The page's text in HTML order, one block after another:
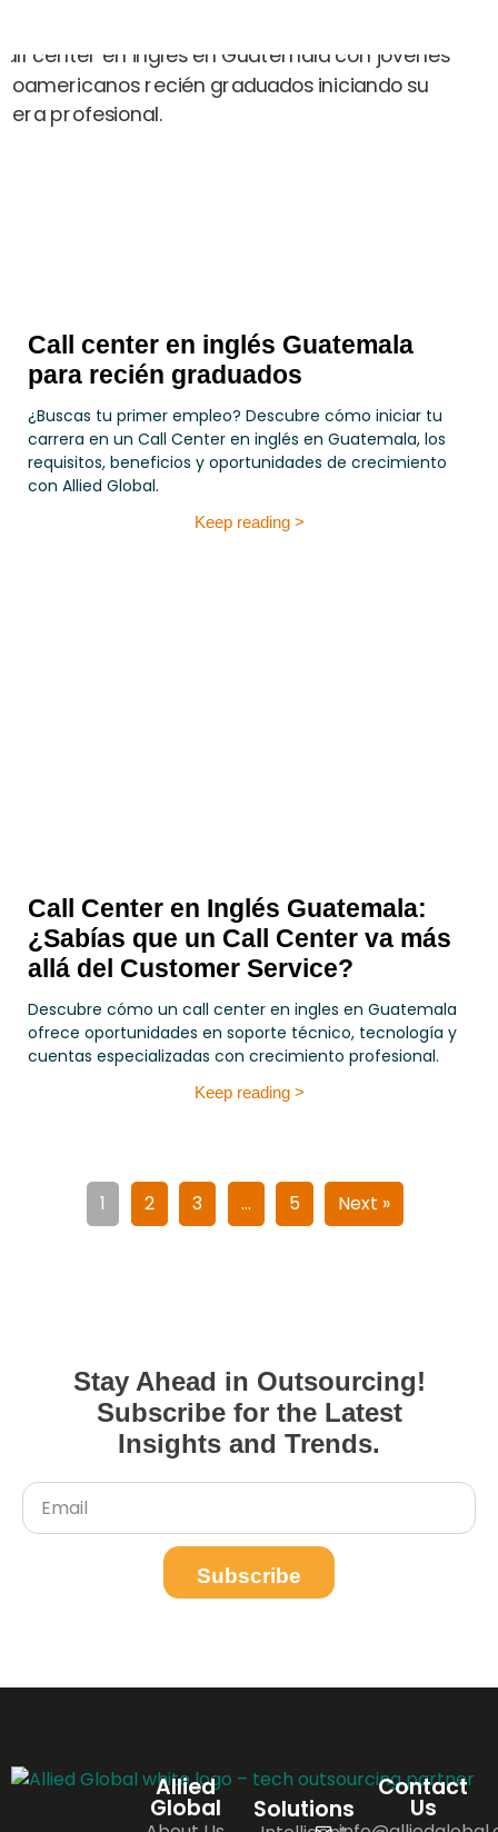
Call center en inglés Guatemala
para recién graduados
¿Buscas tu primer empleo? Descubre cómo iniciar tu
carrera en un Call Center en inglés en Guatemala, los
requisitos, beneficios y oportunidades de crecimiento
con Allied Global.
Keep reading >
Call Center en Inglés Guatemala:
¿Sabías que un Call Center va más
allá del Customer Service?
Descubre cómo un call center en ingles en Guatemala
ofrece oportunidades en soporte técnico, tecnología y
cuentas especializadas con crecimiento profesional.
Keep reading >
1 2 3 … 5 Next »
Stay Ahead in Outsourcing!
Subscribe for the Latest
Insights and Trends.
Subscribe
Allied
Global Solutions
Contact
Us